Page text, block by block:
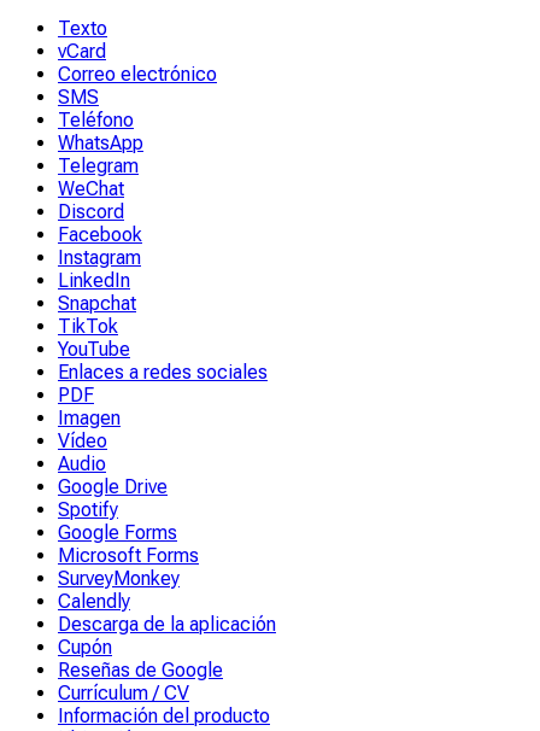
Texto
vCard
Correo electrónico
SMS
Teléfono
WhatsApp
Telegram
WeChat
Discord
Facebook
Instagram
LinkedIn
Snapchat
TikTok
YouTube
Enlaces a redes sociales
PDF
Imagen
Vídeo
Audio
Google Drive
Spotify
Google Forms
Microsoft Forms
SurveyMonkey
Calendly
Descarga de la aplicación
Cupón
Reseñas de Google
Currículum / CV
Información del producto